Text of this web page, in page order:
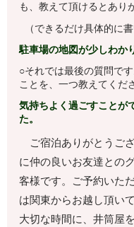
も、教えて頂けるとあり
（できるだけ具体的に
駐車場の地図が少しわか
○それでは最後の質問で
ことを、一つ教えてくだ
気持ちよく過ごすことが
た。
ご宿泊ありがとうご
に仲の良いお友達との
客様です。ご予約いた
は関東からお越し頂い
大切な時間に、井筒屋